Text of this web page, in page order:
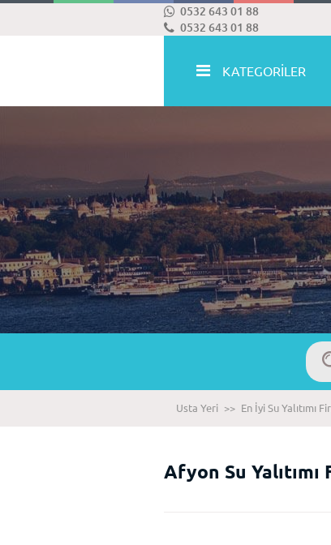
0532 643 01 88
0532 643 01 88
KATEGORİLER
Usta Yeri >> En İyi Su Yalıtımı
Afyon Su Yalıtımı